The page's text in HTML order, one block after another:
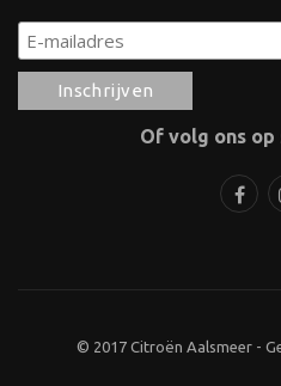
Of volg ons op
© 2017 Citroën Aalsmeer -